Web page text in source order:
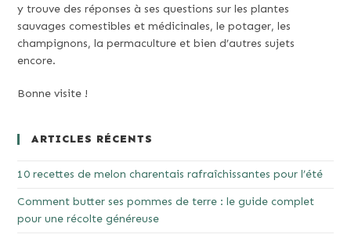
y trouve des réponses à ses questions sur les plantes
sauvages comestibles et médicinales, le potager, les
champignons, la permaculture et bien d’autres sujets
encore.
Bonne visite !
ARTICLES RÉCENTS
10 recettes de melon charentais rafraîchissantes pour l’été
Comment butter ses pommes de terre : le guide complet
pour une récolte généreuse